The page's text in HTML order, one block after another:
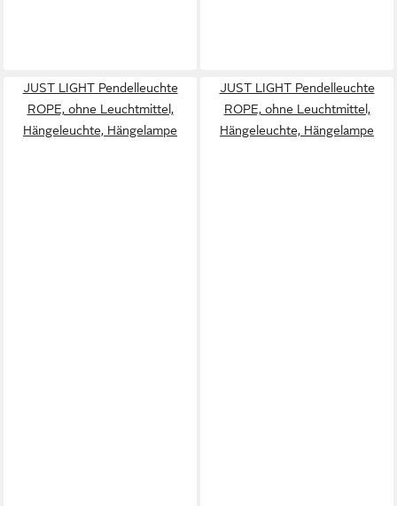
JUST LIGHT Pendelleuchte
ROPE, ohne Leuchtmittel,
Hängeleuchte, Hängelampe
JUST LIGHT Pendelleuchte
ROPE, ohne Leuchtmittel,
Hängeleuchte, Hängelampe